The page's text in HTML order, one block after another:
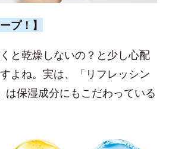
プ！】
と乾燥しないの？と少し心配
よね。実は、「リフレッシン
は保湿成分にもこだわっている